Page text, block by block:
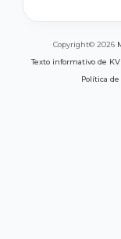
Copyright© 2026
Texto informativo de
Política